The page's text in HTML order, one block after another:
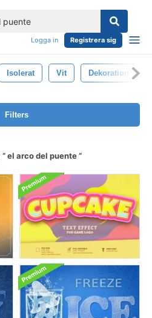
Logga in Registrera sig
Isolerat Vit Dekoration
Filters
el arco del puente